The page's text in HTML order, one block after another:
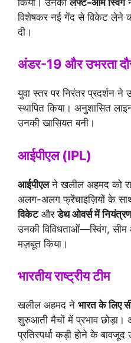
विशेषकर नई गेंद से विकेट लेने
दी।
अंडर-19 और उभरता
युवा स्तर पर निरंतर प्रदर्शन ने
स्थापित किया। अनुशासित
उनकी खासियत बनी।
आईपीएल (IPL)
आईपीएलने खलील अहमद को
अलग-अलग फ्रेंचाइज़ियों के
विकेटऔरडेथ ओवर्स में नियंत्रण
उनकी विविधताओं—स्विंग,
मज़बूत किया।
भारतीय राष्ट्रीय टीम
खलील अहमद ने भारत के लिए
शुरुआती मैचों में प्रभाव छोड़ा।
प्रतिस्पर्धा कड़ी होने के